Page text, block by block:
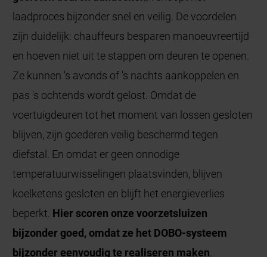
laadproces bijzonder snel en veilig. De voordelen
zijn duidelijk: chauffeurs besparen manoeuvreertijd
en hoeven niet uit te stappen om deuren te openen.
Ze kunnen 's avonds of 's nachts aankoppelen en
pas 's ochtends wordt gelost. Omdat de
voertuigdeuren tot het moment van lossen gesloten
blijven, zijn goederen veilig beschermd tegen
diefstal. En omdat er geen onnodige
temperatuurwisselingen plaatsvinden, blijven
koelketens gesloten en blijft het energieverlies
beperkt. Hier scoren onze voorzetsluizen
bijzonder goed, omdat ze het DOBO-systeem
bijzonder eenvoudig te realiseren maken